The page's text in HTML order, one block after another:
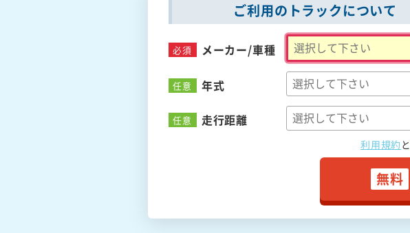
ご利用のトラックについて
必須 メーカー/車種
任意 年式
任意 走行距離
利用規約 と
無料